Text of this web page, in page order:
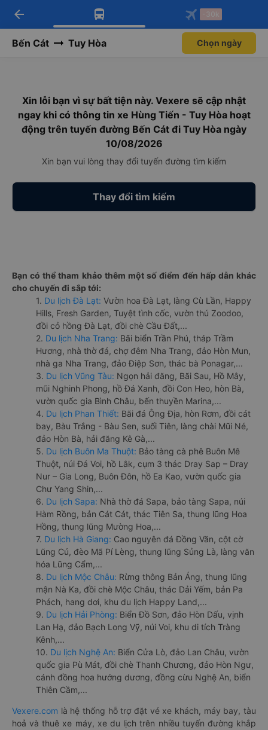
Tải app Vexere ngay!
Nhận ưu đãi thành viên độc
Mở app
Tải app Vexere
-30k/ghế khi đặt vé máy bay qua
Mở app
arrow_back -30k
Bến Cát Tuy Hòa Chọn ngày
Xin lỗi bạn vì sự bất tiện này. Vexere sẽ cập nhật
ngay khi có thông tin xe Hùng Tiến - Tuy Hòa hoạt
động trên tuyến đường Bến Cát đi Tuy Hòa ngày
10/08/2026
Xin bạn vui lòng thay đổi tuyến đường tìm kiếm
Thay đổi tìm kiếm
Bạn có thể tham khảo thêm một số điểm đến hấp dẫn khác
cho chuyến đi sắp tới:
1. Du lịch Đà Lạt: Vườn hoa Đà Lạt, làng Cù Lần, Happy
Hills, Fresh Garden, Tuyệt tình cốc, vườn thú Zoodoo,
đồi cỏ hồng Đà Lạt, đồi chè Cầu Đất,...
2. Du lịch Nha Trang: Bãi biển Trần Phú, tháp Trầm
Hương, nhà thờ đá, chợ đêm Nha Trang, đảo Hòn Mun,
nhà ga Nha Trang, đảo Điệp Sơn, thác bà Ponagar,...
3. Du lịch Vũng Tàu: Ngọn hải đăng, Bãi Sau, Hồ Mây,
mũi Nghinh Phong, hồ Đá Xanh, đồi Con Heo, hòn Bà,
vườn quốc gia Bình Châu, bến thuyền Marina,...
4. Du lịch Phan Thiết: Bãi đá Ông Địa, hòn Rơm, đồi cát
bay, Bàu Trắng - Bàu Sen, suối Tiên, làng chài Mũi Né,
đảo Hòn Bà, hải đăng Kê Gà,...
5. Du lịch Buôn Ma Thuột: Bảo tàng cà phê Buôn Mê
Thuột, núi Đá Voi, hồ Lắk, cụm 3 thác Dray Sap – Dray
Nur – Gia Long, Buôn Đôn, hồ Ea Kao, vườn quốc gia
Chư Yang Shin,...
6. Du lịch Sapa: Nhà thờ đá Sapa, bảo tàng Sapa, núi
Hàm Rồng, bản Cát Cát, thác Tiên Sa, thung lũng Hoa
Hồng, thung lũng Mường Hoa,...
7. Du lịch Hà Giang: Cao nguyên đá Đồng Văn, cột cờ
Lũng Cú, đèo Mã Pí Lèng, thung lũng Sủng Là, làng văn
hóa Lũng Cẩm,...
8. Du lịch Mộc Châu: Rừng thông Bản Áng, thung lũng
mận Nà Ka, đồi chè Mộc Châu, thác Dải Yếm, bản Pa
Phách, hang dơi, khu du lịch Happy Land,...
9. Du lịch Hải Phòng: Biển Đồ Sơn, đảo Hòn Dấu, vịnh
Lan Hạ, đảo Bạch Long Vỹ, núi Voi, khu di tích Tràng
Kênh,...
10. Du lịch Nghệ An: Biển Cửa Lò, đảo Lan Châu, vườn
quốc gia Pù Mát, đồi chè Thanh Chương, đảo Hòn Ngư,
cánh đồng hoa hướng dương, đồng cừu Nghệ An, biển
Thiên Cầm,...
Vexere.com là hệ thống hỗ trợ đặt vé xe khách, máy bay, tàu
hoả và thuê xe máy, xe du lịch trên nhiều tuyến đường khắp